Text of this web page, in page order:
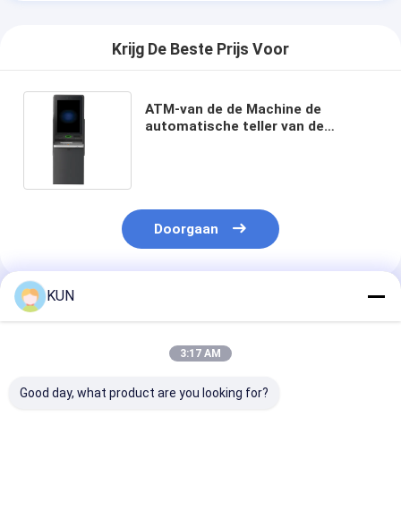
Krijg De Beste Prijs Voor
ATM-van de de Machine de
automatische teller van de
Doorgaan
Geadviseerde Producten
KUN
3:17 AM
Good day, what product are you looking for?